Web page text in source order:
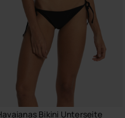
Bikini Unterseite